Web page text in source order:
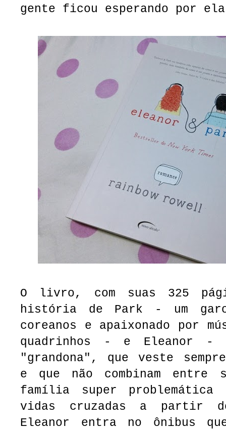
gente ficou esperando por
O livro, com suas 325
história de Park - um
coreanos e apaixonado por
quadrinhos - e Eleanor -
"grandona", que veste
e que não combinam entre
família super
vidas cruzadas a partir do
Eleanor entra no ônibus